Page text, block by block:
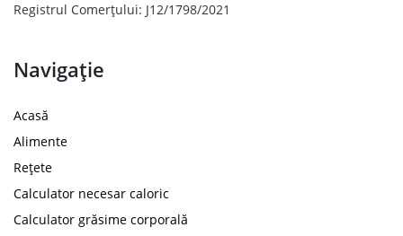
Registrul Comerțului: J12/1798/2021
Navigație
Acasă
Alimente
Rețete
Calculator necesar caloric
Calculator grăsime corporală